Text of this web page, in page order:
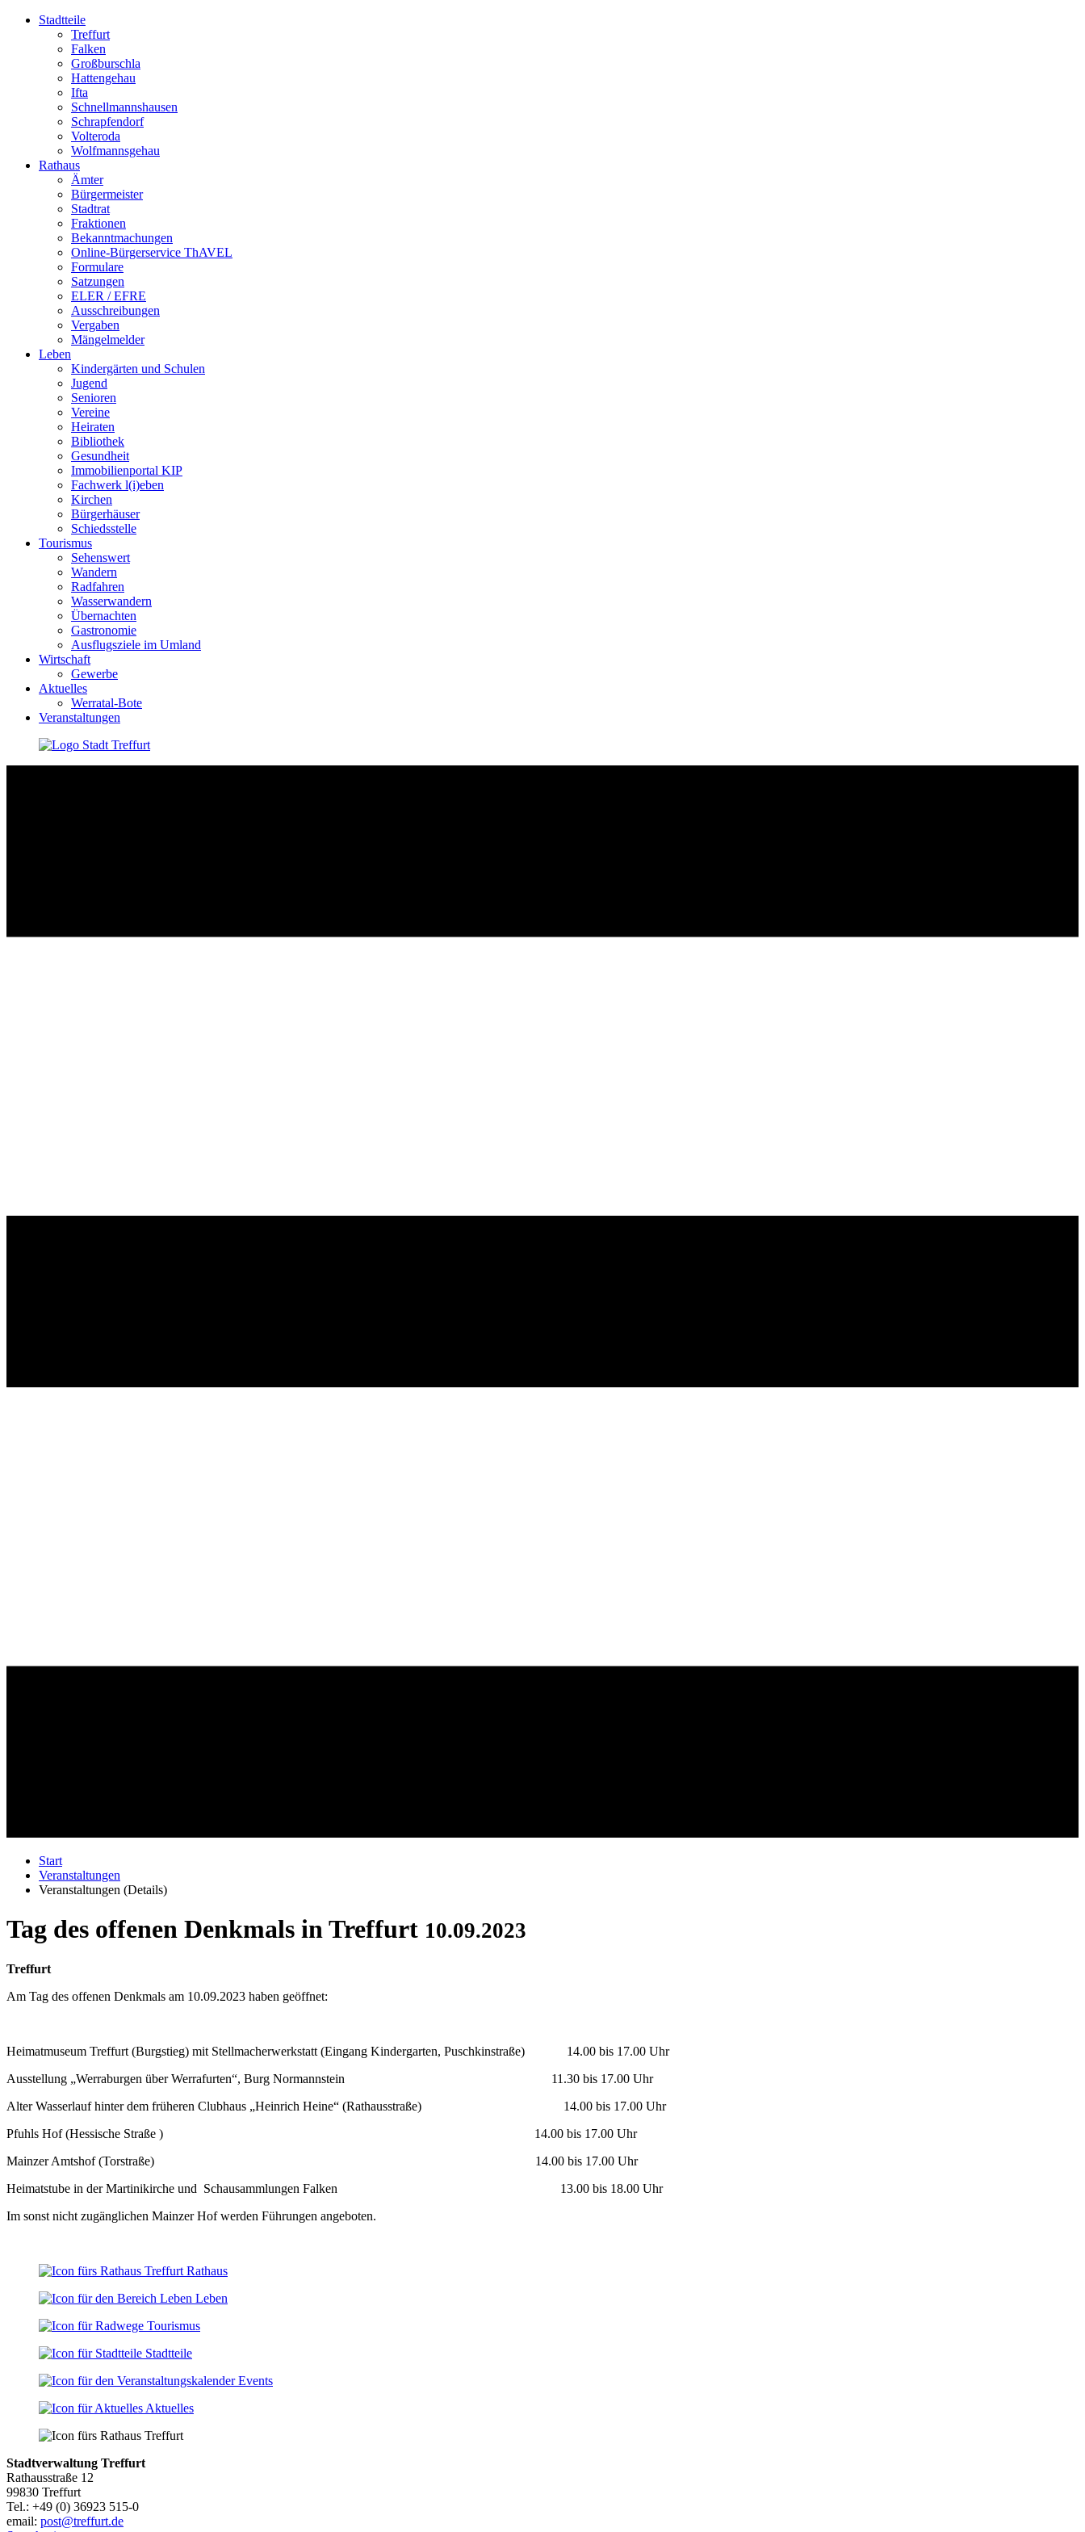
Stadtteile
Treffurt
Falken
Großburschla
Hattengehau
Ifta
Schnellmannshausen
Schrapfendorf
Volteroda
Wolfmannsgehau
Rathaus
Ämter
Bürgermeister
Stadtrat
Fraktionen
Bekanntmachungen
Online-Bürgerservice ThAVEL
Formulare
Satzungen
ELER / EFRE
Ausschreibungen
Vergaben
Mängelmelder
Leben
Kindergärten und Schulen
Jugend
Senioren
Vereine
Heiraten
Bibliothek
Gesundheit
Immobilienportal KIP
Fachwerk l(i)eben
Kirchen
Bürgerhäuser
Schiedsstelle
Tourismus
Sehenswert
Wandern
Radfahren
Wasserwandern
Übernachten
Gastronomie
Ausflugsziele im Umland
Wirtschaft
Gewerbe
Aktuelles
Werratal-Bote
Veranstaltungen
Start
Veranstaltungen
Veranstaltungen (Details)
Tag des offenen Denkmals in Treffurt 10.09.2023
Treffurt
Am Tag des offenen Denkmals am 10.09.2023 haben geöffnet:
Heimatmuseum Treffurt (Burgstieg) mit Stellmacherwerkstatt (Eingang Kindergarten, Puschkinstraße) 14.00 bis 17.00 Uhr
Ausstellung „Werraburgen über Werrafurten“, Burg Normannstein 11.30 bis 17.00 Uhr
Alter Wasserlauf hinter dem früheren Clubhaus „Heinrich Heine“ (Rathausstraße) 14.00 bis 17.00 Uhr
Pfuhls Hof (Hessische Straße ) 14.00 bis 17.00 Uhr
Mainzer Amtshof (Torstraße) 14.00 bis 17.00 Uhr
Heimatstube in der Martinikirche und Schausammlungen Falken 13.00 bis 18.00 Uhr
Im sonst nicht zugänglichen Mainzer Hof werden Führungen angeboten.
Rathaus
Leben
Tourismus
Stadtteile
Events
Aktuelles
Stadtverwaltung Treffurt
Rathausstraße 12
99830 Treffurt
Tel.: +49 (0) 36923 515-0
email: post@treffurt.de